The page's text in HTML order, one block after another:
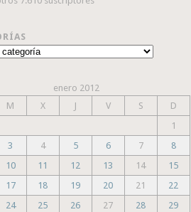
enero 2012
M X J V S
D
1
3 4 5 6 7
8
10 11 12 13 14
15
17 18 19 20 21
22
24 25 26 27 28
29